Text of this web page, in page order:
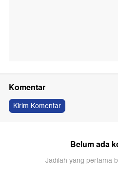
Komentar
Kirim Komentar
Belum ada
Jadilah yang pertama